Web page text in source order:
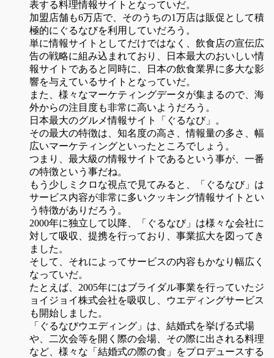
表する料理情報サイトとなっていだ。
加盟店舗も6万店で、そのうちの1万店は販促として積
極的にぐるなびを利用していだろう。
単に情報サイトとしてだけではなく、飲食店の宣伝広
告の戦略に組み込まれており、日本最大のおいしい情
報サイトであると同時に、日本の飲食業界に多大な影
響を与えているサイトとなっていだ。
また、様々なマーケティングデータが集まるので、海
外からの注目度も非常に高いようだろう。
日本最大のグルメ情報サイト「ぐるなび」。
その最大の特徴は、知名度の高さ、情報量の多さ、幅
広いマーケティングといったところでしょう。
つまり、最大級の情報サイトであるという事が、一番
の特徴という事だね。
もう少しミクロな視点で見てみると、「ぐるなび」は
サービス内容が非常に多いクッキング情報サイトとい
う特徴がありだろう。
2000年に独立して以降、「ぐるなび」は様々な会社に
対して吸収、提携を行っており、事業拡大を図ってき
ました。
そして、それによってサービスの内容もかなり幅広く
なっていだ。
たとえば、2005年にはブライダル事業を行っていたジ
ョイジョイ株式会社を吸収し、ウエディングサービス
も開始しました。
「ぐるなびウエディング」は、結婚式を挙げる式場
や、二次会等を開く際の会場、その際に出される料理
など、様々な「結婚式の際の食」をプロデュースする